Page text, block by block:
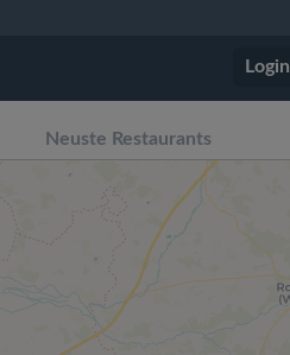
Login
Neuste Restaurants